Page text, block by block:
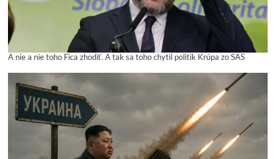
A nie a nie toho Fica zhodiť. A tak sa toho chytil politik Krúpa zo SAS